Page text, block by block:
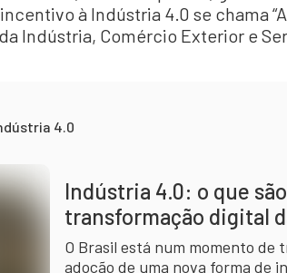
à Indústria 4.0 se chama
Indústria, Comércio Exterior e
4.0
Indústria 4.0: o que
transformação digital
O Brasil está num momento
adoção de uma nova forma de